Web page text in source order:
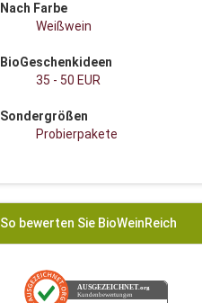
Nach Farbe
Weißwein
BioGeschenkideen
35 - 50 EUR
Sondergrößen
Probierpakete
So bewerten Sie BioWeinReich
AUSGEZEICHNET.org
Kundenbewertungen